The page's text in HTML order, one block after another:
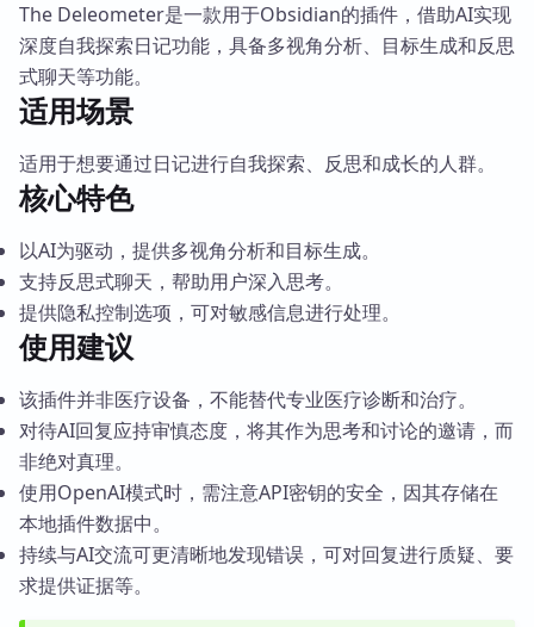
The Deleometer是一款用于Obsidian的插件，借助AI实现
深度自我探索日记功能，具备多视角分析、目标生成和反思
式聊天等功能。
适用场景
适用于想要通过日记进行自我探索、反思和成长的人群。
核心特色
以AI为驱动，提供多视角分析和目标生成。
支持反思式聊天，帮助用户深入思考。
提供隐私控制选项，可对敏感信息进行处理。
使用建议
该插件并非医疗设备，不能替代专业医疗诊断和治疗。
对待AI回复应持审慎态度，将其作为思考和讨论的邀请，而
非绝对真理。
使用OpenAI模式时，需注意API密钥的安全，因其存储在
本地插件数据中。
持续与AI交流可更清晰地发现错误，可对回复进行质疑、要
求提供证据等。